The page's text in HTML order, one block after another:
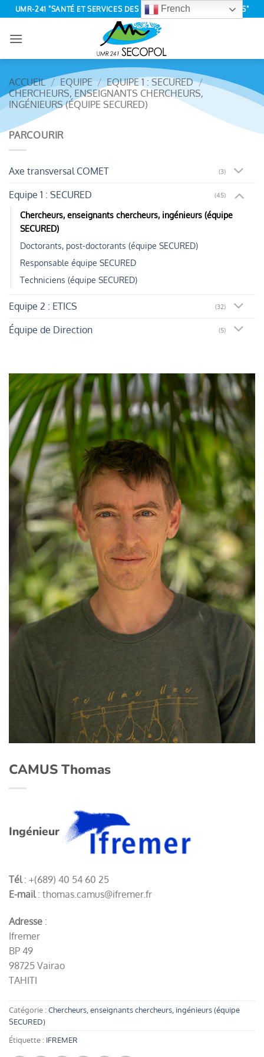
Passer
au
contenu
UMR-241 "SANTÉ ET SERVICES DES ÉCOSYSTÈMES POLYNÉSIENS"
ACCUEIL / EQUIPE / EQUIPE 1 : SECURED /
CHERCHEURS, ENSEIGNANTS CHERCHEURS,
INGÉNIEURS (ÉQUIPE SECURED)
PARCOURIR
Axe transversal COMET (3)
Equipe 1 : SECURED (45)
Chercheurs, enseignants chercheurs, ingénieurs (équipe
SECURED)
Doctorants, post-doctorants (équipe SECURED)
Responsable équipe SECURED
Techniciens (équipe SECURED)
Equipe 2 : ETICS (32)
Équipe de Direction (5)
CAMUS Thomas
Ingénieur
Tél: +(689) 40 54 60 25
E-mail: thomas.camus@ifremer.fr
Adresse :
Ifremer
BP 49
98725 Vairao
TAHITI
Catégorie :Chercheurs, enseignants chercheurs, ingénieurs (équipe
SECURED)
Étiquette : IFREMER
French